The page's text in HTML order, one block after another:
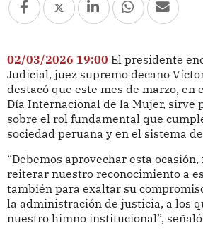
02/03/2026 19:00 El presidente
Judicial, juez supremo decano
destacó que este mes de marzo, en
Día Internacional de la Mujer, sirve
sobre el rol fundamental que
sociedad peruana y en el sistema
“Debemos aprovechar esta ocasión,
reiterar nuestro reconocimiento a
también para exaltar su
la administración de justicia, a los
nuestro himno institucional”,